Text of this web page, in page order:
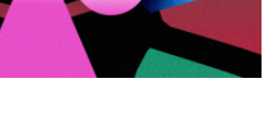
LINE EMAIL